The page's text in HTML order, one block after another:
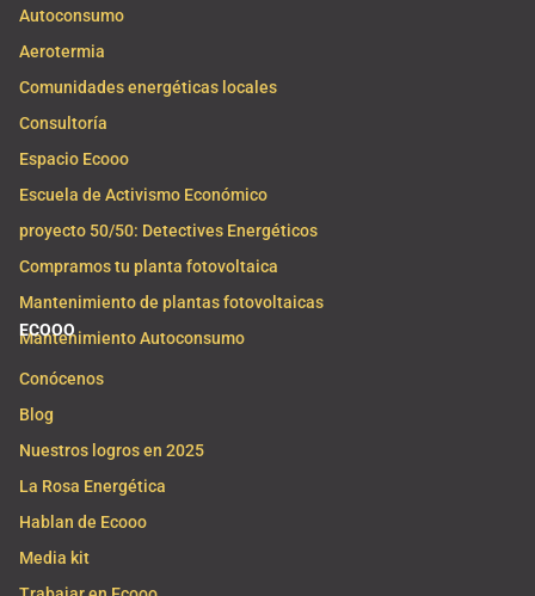
Autoconsumo
Aerotermia
Comunidades energéticas locales
Consultoría
Espacio Ecooo
Escuela de Activismo Económico
proyecto 50/50: Detectives Energéticos
Compramos tu planta fotovoltaica
Mantenimiento de plantas fotovoltaicas
Mantenimiento Autoconsumo
ECOOO
Conócenos
Blog
Nuestros logros en 2025
La Rosa Energética
Hablan de Ecooo
Media kit